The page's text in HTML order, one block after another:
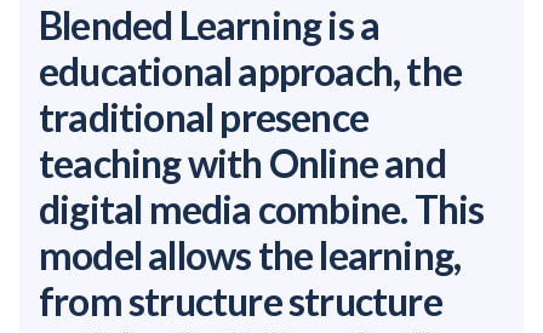
Blended Learning is a
educational approach, the
traditional presence
teaching with Online and
digital media combine. This
model allows the learning,
from structure structure